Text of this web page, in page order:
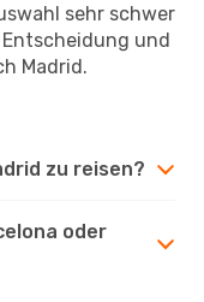
sehr schwer
und
Madrid.
zu reisen?
oder